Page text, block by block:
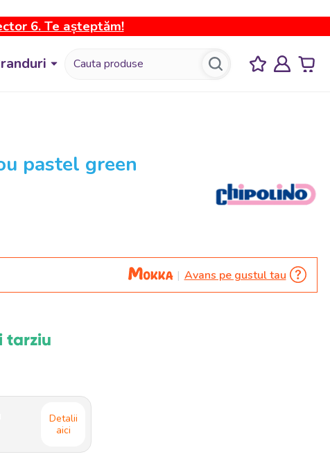
6. Te așteptăm!
pastel green
Avans pe gustul tau
tarziu
Detalii
aici